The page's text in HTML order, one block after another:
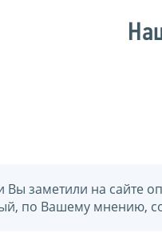
Вы заметили на сайте
по Вашему мнению,